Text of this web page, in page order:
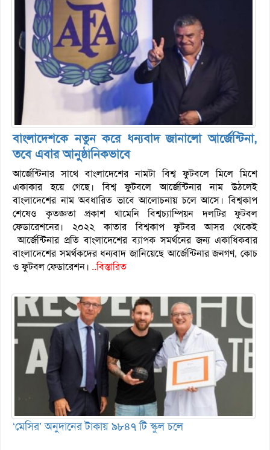
বাংলাদেশকে নতুন করে ধন্যবাদ জানালো আর্জেন্টিনা,
তবে এবার আনুষ্ঠানিকভাবে
আর্জেন্টিনার সাথে বাংলাদেশের নামটা বিশ্ব ফুটবলে মিলে মিশে
একাকার হয়ে গেছে। বিশ্ব ফুটবলে আর্জেন্টিনার নাম উঠলেই
বাংলাদেশের নাম অবধারিত ভাবে আলোচনায় চলে আসে। বিশ্বকাপ
শেষেও কৃতজ্ঞতা প্রকাশ থামেনি বিশ্বচ্যাম্পিয়ন দলটির ফুটবল
ফেডারেশনের। ২০২২ কাতার বিশ্বকাপ ফুটবর আসর থেকেই
আর্জেন্টিনার প্রতি বাংলাদেশের ব্যাপক সমর্থনের জন্য একাধিকবার
বাংলাদেশের সমর্থকদের ধন্যবাদ জানিয়েছে আর্জেন্টিনার জনগণ, কোচ
ও ফুটবল ফেডারেশন। ..বিস্তারিত
‘মেসির’ অনুদানের টাকায় ৯৮৪৭ টি স্কুল চলে